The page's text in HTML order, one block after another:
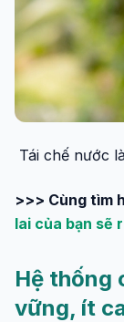
Tái chế nước
>>> Cùng tìm
lai của bạn sẽ
Hệ thống
vững, ít